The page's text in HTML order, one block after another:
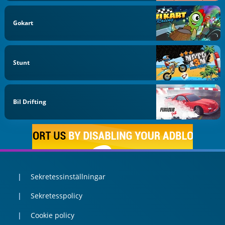
Gokart
Stunt
Bil Drifting
Sekretessinställningar
Sekretesspolicy
Cookie policy